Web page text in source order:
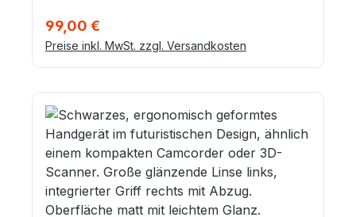
99,00 €
Preise inkl. MwSt. zzgl. Versandkosten